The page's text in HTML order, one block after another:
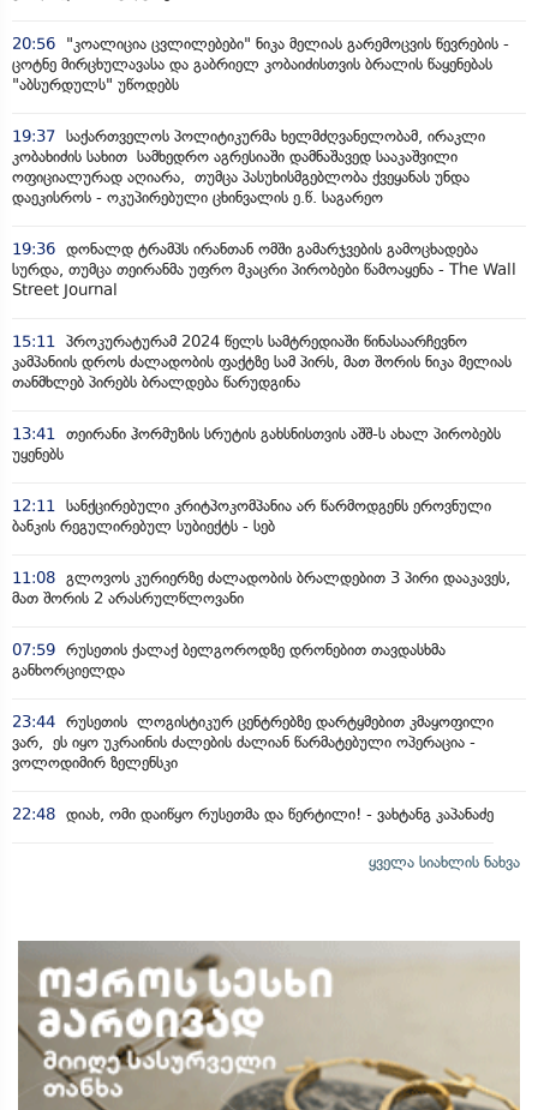
20:56
"კოალიცია ცვლილებები" ნიკა მელიას გარემოცვის წევრების -
ცოტნე მირცხულავასა და გაბრიელ კობაიძისთვის ბრალის წაყენებას
"აბსურდულს" უწოდებს
19:37 საქართველოს პოლიტიკურმა ხელმძღვანელობამ, ირაკლი
კობახიძის სახით სამხედრო აგრესიაში დამნაშავედ სააკაშვილი
ოფიციალურად აღიარა, თუმცა პასუხისმგებლობა ქვეყანას უნდა
დაეკისროს - ოკუპირებული ცხინვალის ე.წ. საგარეო
19:36 დონალდ ტრამპს ირანთან ომში გამარჯვების გამოცხადება
სურდა, თუმცა თეირანმა უფრო მკაცრი პირობები წამოაყენა - The Wall
Street Journal
15:11 პროკურატურამ 2024 წელს სამტრედიაში წინასაარჩევნო
კამპანიის დროს ძალადობის ფაქტზე სამ პირს, მათ შორის ნიკა მელიას
თანმხლებ პირებს ბრალდება წარუდგინა
13:41 თეირანი ჰორმუზის სრუტის გახსნისთვის აშშ-ს ახალ პირობებს
უყენებს
12:11 სანქცირებული კრიტპოკომპანია არ წარმოდგენს ეროვნული
ბანკის რეგულირებულ სუბიექტს - სებ
11:08 გლოვოს კურიერზე ძალადობის ბრალდებით 3 პირი დააკავეს,
მათ შორის 2 არასრულწლოვანი
07:59 რუსეთის ქალაქ ბელგოროდზე დრონებით თავდასხმა
განხორციელდა
23:44 რუსეთის ლოგისტიკურ ცენტრებზე დარტყმებით კმაყოფილი
ვარ, ეს იყო უკრაინის ძალების ძალიან წარმატებული ოპერაცია -
ვოლოდიმირ ზელენსკი
22:48 დიახ, ომი დაიწყო რუსეთმა და წერტილი! - ვახტანგ კაპანაძე
ყველა სიახლის ნახვა